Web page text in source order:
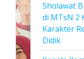
Sholawat
di MTsN 2
Karakter
Didik